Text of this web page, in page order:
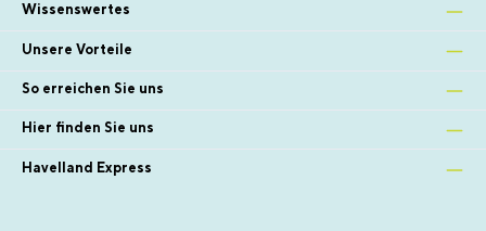
Wissenswertes
Unsere Vorteile
So erreichen Sie uns
Hier finden Sie uns
Havelland Express